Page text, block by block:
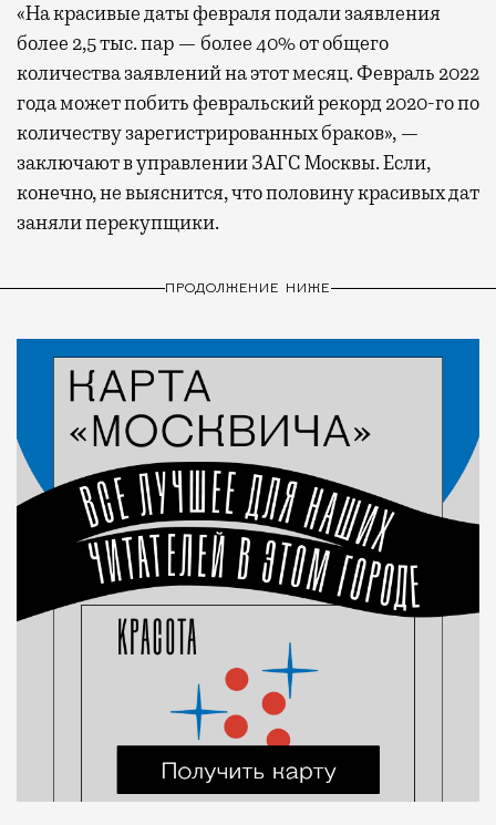
«На красивые даты февраля подали заявления
более 2,5 тыс. пар — более 40% от общего
количества заявлений на этот месяц. Февраль 2022
года может побить февральский рекорд 2020-го по
количеству зарегистрированных браков», —
заключают в управлении ЗАГС Москвы. Если,
конечно, не выяснится, что половину красивых дат
заняли перекупщики.
ПРОДОЛЖЕНИЕ НИЖЕ